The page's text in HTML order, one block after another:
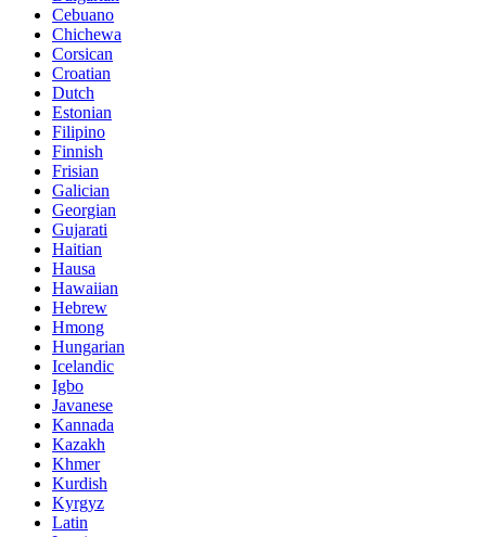
Cebuano
Chichewa
Corsican
Croatian
Dutch
Estonian
Filipino
Finnish
Frisian
Galician
Georgian
Gujarati
Haitian
Hausa
Hawaiian
Hebrew
Hmong
Hungarian
Icelandic
Igbo
Javanese
Kannada
Kazakh
Khmer
Kurdish
Kyrgyz
Latin